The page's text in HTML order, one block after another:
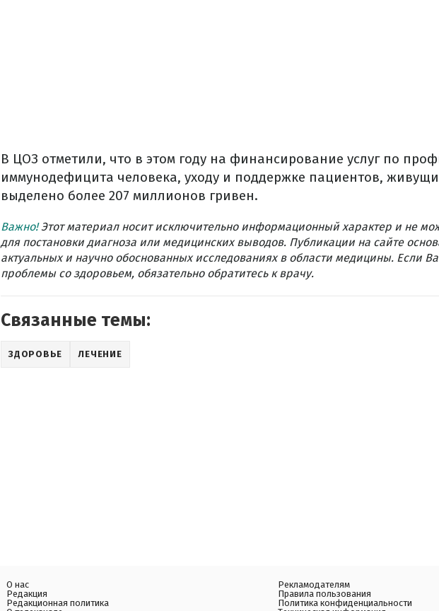
В ЦОЗ отметили, что в этом году на финансирование услуг по
иммунодефицита человека, уходу и поддержке пациентов,
выделено более 207 миллионов гривен.
Важно!Этот материал носит исключительно информационный характер и не
для постановки диагноза или медицинских выводов. Публикации на сайте
актуальных и научно обоснованных исследованиях в области медицины. Если
проблемы со здоровьем, обязательно обратитесь к врачу.
Связанные темы:
ЗДОРОВЬЕ ЛЕЧЕНИЕ
О нас
Редакция
Редакционная политика
Рекламодателям
Правила пользования
Политика конфиденциальности